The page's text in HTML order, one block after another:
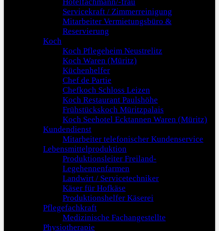
Servicekraft / Zimmerreinigung
Mitarbeiter Vermietungsbüro &
Reservierung
Koch
Koch Pflegeheim Neustrelitz
Koch Waren (Müritz)
Küchenhelfer
Chef de Partie
Chefkoch Schloss Leizen
Koch Restaurant Paulshöhe
Frühstückskoch Müritzpalais
Koch Seehotel Ecktannen Waren (Müritz)
Kundendienst
Mitarbeiter telefonischer Kundenservice
Lebensmittelproduktion
Produktionsleiter Freiland-
Legehennenfarmen
Landwirt / Servicetechniker
Käser für Hofkäse
Produktionshelfer Käserei
Pflegefachkraft
Medizinische Fachangestellte
Physiotherapie